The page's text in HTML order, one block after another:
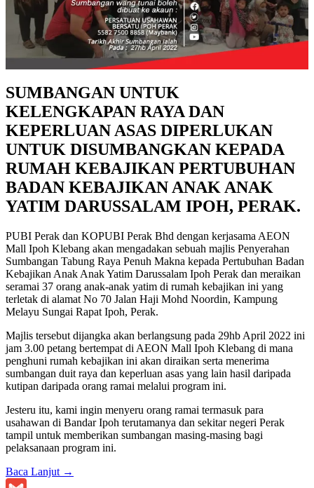
SUMBANGAN UNTUK
KELENGKAPAN RAYA DAN
KEPERLUAN ASAS DIPERLUKAN
UNTUK DISUMBANGKAN KEPADA
RUMAH KEBAJIKAN PERTUBUHAN
BADAN KEBAJIKAN ANAK ANAK
YATIM DARUSSALAM IPOH, PERAK.
PUBI Perak dan KOPUBI Perak Bhd dengan kerjasama AEON
Mall Ipoh Klebang akan mengadakan sebuah majlis Penyerahan
Sumbangan Tabung Raya Penuh Makna kepada Pertubuhan Badan
Kebajikan Anak Anak Yatim Darussalam Ipoh Perak dan meraikan
seramai 37 orang anak-anak yatim di rumah kebajikan ini yang
terletak di alamat No 70 Jalan Haji Mohd Noordin, Kampung
Melayu Sungai Rapat Ipoh, Perak.
Majlis tersebut dijangka akan berlangsung pada 29hb April 2022 ini
jam 3.00 petang bertempat di AEON Mall Ipoh Klebang di mana
penghuni rumah kebajikan ini akan diraikan serta menerima
sumbangan duit raya dan keperluan asas yang lain hasil daripada
kutipan daripada orang ramai melalui program ini.
Jesteru itu, kami ingin menyeru orang ramai termasuk para
usahawan di Bandar Ipoh terutamanya dan sekitar negeri Perak
tampil untuk memberikan sumbangan masing-masing bagi
pelaksanaan program ini.
Baca Lanjut →